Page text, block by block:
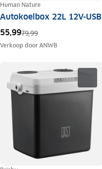
Human Nature
Autokoelbox 22L 12V-USB
55,9979,99
Verkoop doorANWB